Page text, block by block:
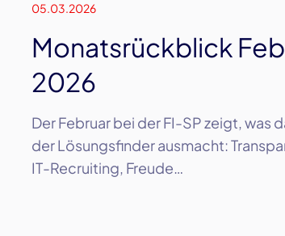
05.03.2026
Monatsrückblick
2026
Der Februar bei der FI-SP zeigt, was
der Lösungsfinder ausmacht:
IT-Recruiting, Freude…